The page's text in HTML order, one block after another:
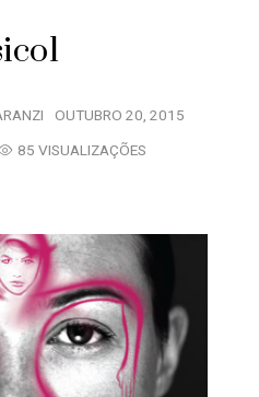
OUTUBRO 20, 2015
85 VISUALIZAÇÕES